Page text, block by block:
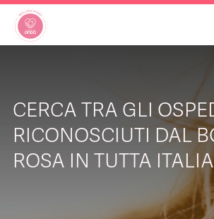
INIZIATIVE
NOTIZIE
CERCA TRA GLI
RICONOSCIUTI DAL
ROSA IN TUTTA ITALIA